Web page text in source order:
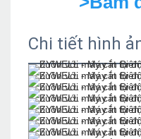
Chi tiết hình